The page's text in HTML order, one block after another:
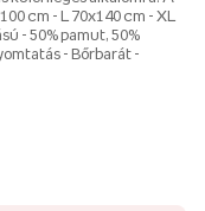
cm - L 70x140 cm - XL
- 50% pamut, 50%
- Bőrbarát -